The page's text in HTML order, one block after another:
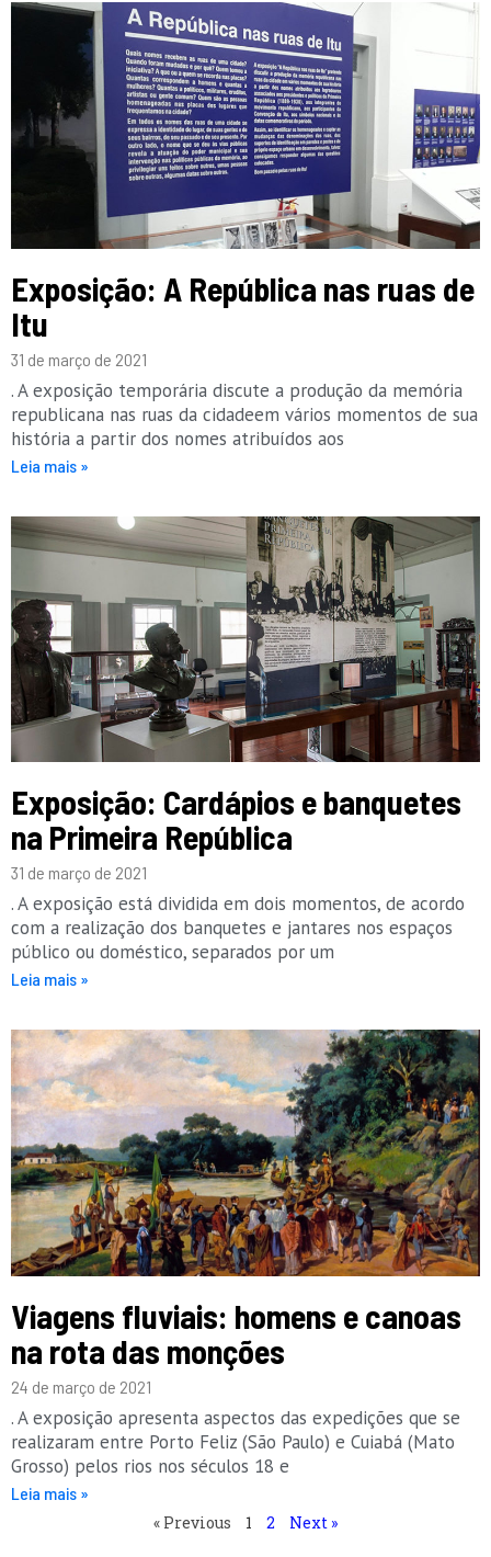
Exposição: A República nas ruas de
Itu
31 de março de 2021
. A exposição temporária discute a produção da memória
republicana nas ruas da cidadeem vários momentos de sua
história a partir dos nomes atribuídos aos
Leia mais »
Exposição: Cardápios e banquetes
na Primeira República
31 de março de 2021
. A exposição está dividida em dois momentos, de acordo
com a realização dos banquetes e jantares nos espaços
público ou doméstico, separados por um
Leia mais »
Viagens fluviais: homens e canoas
na rota das monções
24 de março de 2021
. A exposição apresenta aspectos das expedições que se
realizaram entre Porto Feliz (São Paulo) e Cuiabá (Mato
Grosso) pelos rios nos séculos 18 e
Leia mais »
« Previous
1 2 Next »